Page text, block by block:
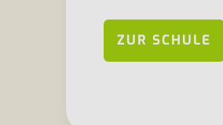
ZUR SCHULE